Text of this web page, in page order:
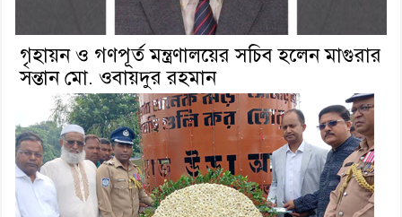
গৃহায়ন ও গণপূর্ত মন্ত্রণালয়ের সচিব হলেন মাগুরার
সন্তান মো. ওবায়দুর রহমান